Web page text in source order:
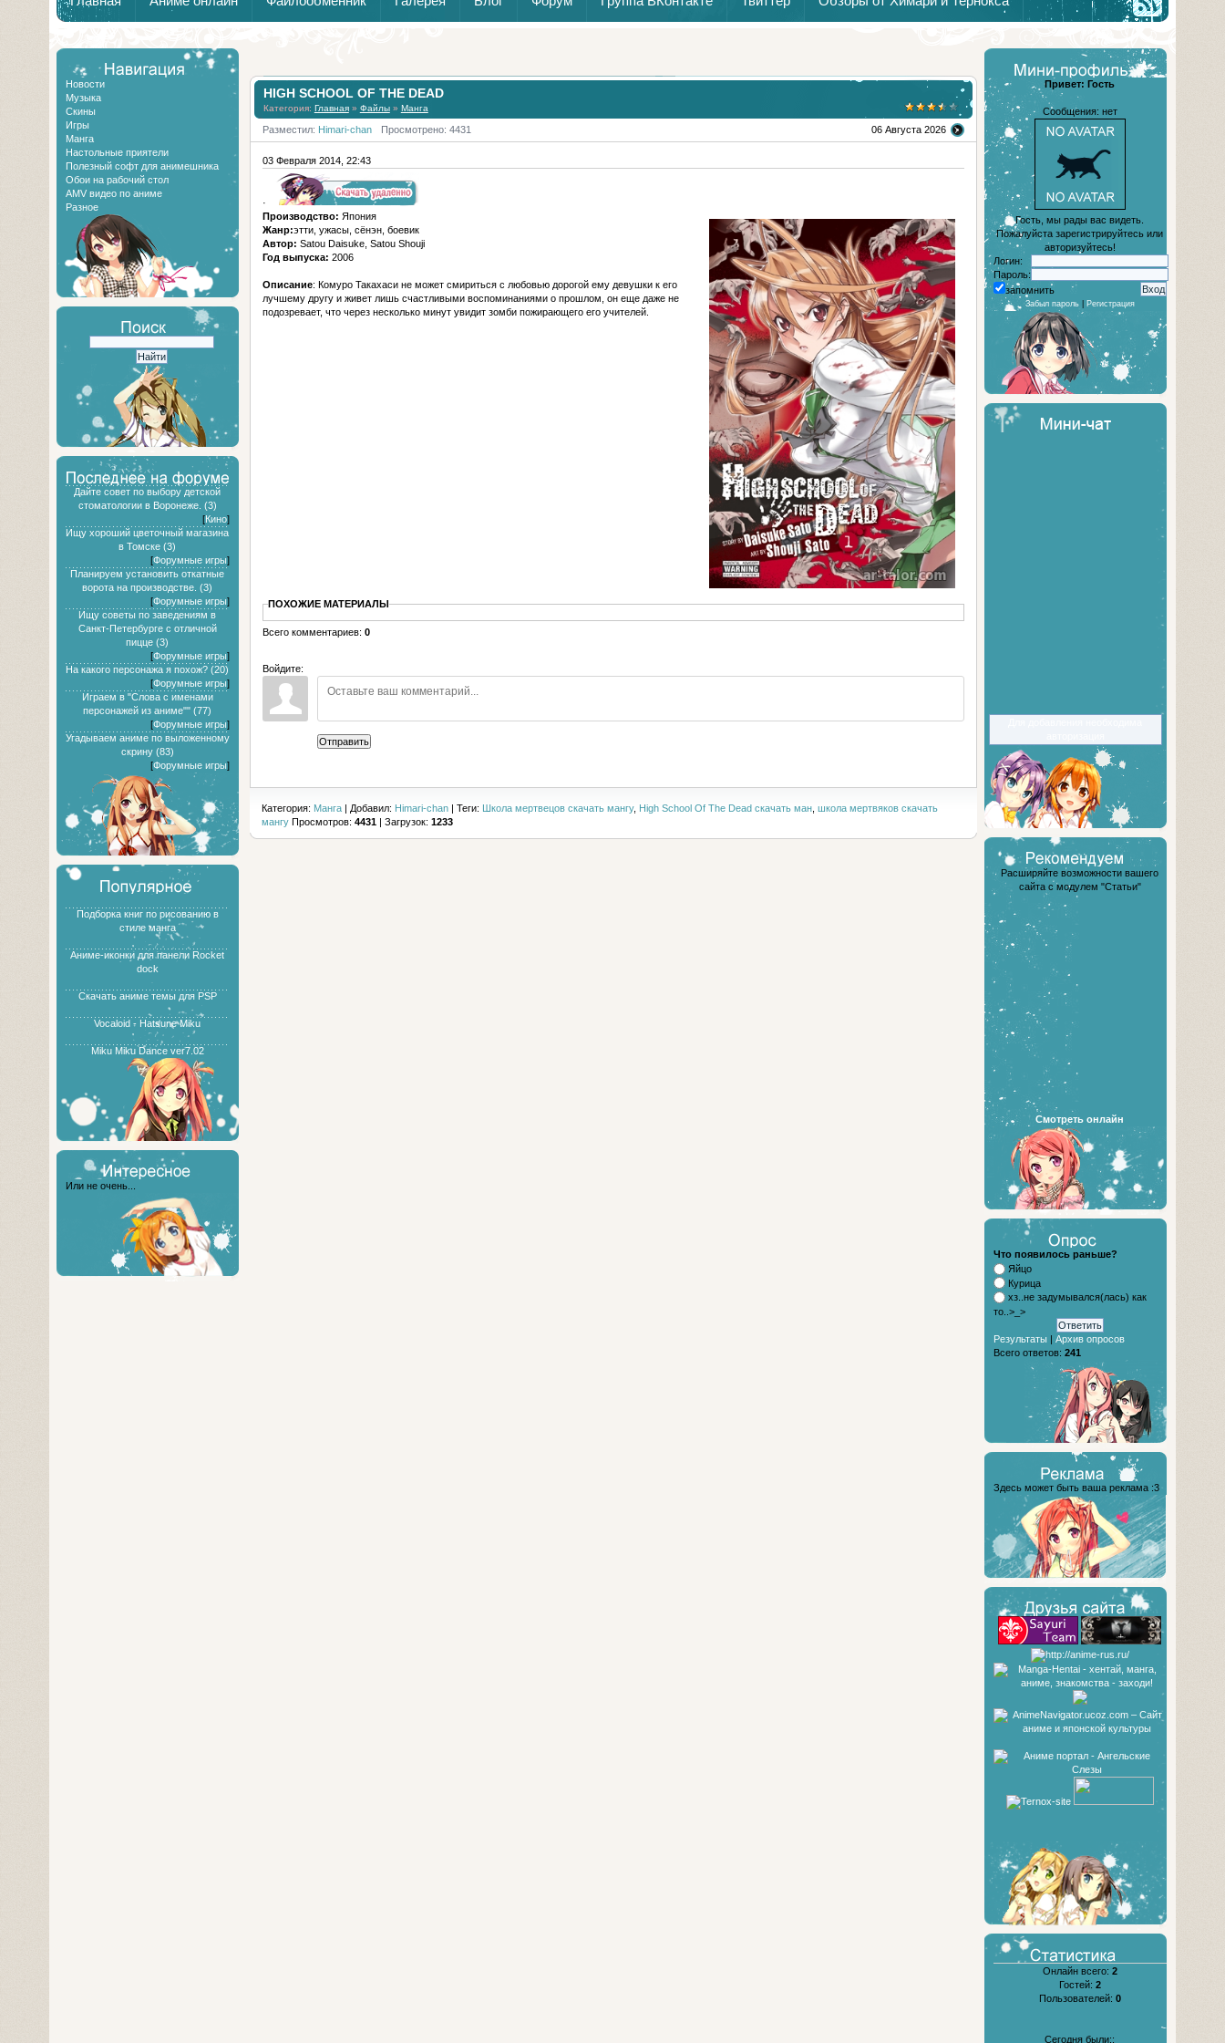
Новости
Музыка
Скины
Игры
Манга
Настольные приятели
Полезный софт для анимешника
Обои на рабочий стол
AMV видео по аниме
Разное
Дайте совет по выбору детской
стоматологии в Воронеже. (3)
[Кино]
Ищу хороший цветочный магазина
в Томске (3)
[Форумные игры]
Планируем установить откатные
ворота на производстве. (3)
[Форумные игры]
Ищу советы по заведениям в
Санкт-Петербурге с отличной
пицце (3)
[Форумные игры]
На какого персонажа я похож? (20)
[Форумные игры]
Играем в "Слова с именами
персонажей из аниме"" (77)
[Форумные игры]
Угадываем аниме по выложенному
скрину (83)
[Форумные игры]
Подборка книг по рисованию в
стиле манга
Аниме-иконки для панели Rocket
dock
Скачать аниме темы для PSP
Vocaloid - Hatsune Miku
Miku Miku Dance ver7.02
Или не очень...
HIGH SCHOOL OF THE DEAD
Категория: Главная» Файлы» Манга
06 Августа 2026
Разместил: Himari-chan Просмотрено: 4431
03 Февраля 2014, 22:43
·
Производство: Япония
Жанр:этти, ужасы, сёнэн, боевик
Автор: Satou Daisuke, Satou Shouji
Год выпуска: 2006
Описание: Комуро Такахаси не может смириться с любовью дорогой ему девушки к его
лучшему другу и живет лишь счастливыми воспоминаниями о прошлом, он еще даже не
подозревает, что через несколько минут увидит зомби пожирающего его учителей.
ПОХОЖИЕ МАТЕРИАЛЫ
Всего комментариев: 0
Войдите:
Отправить
Категория: Манга| Добавил: Himari-chan| Теги: Школа мертвецов скачать мангу, High School Of The Dead скачать ман, школа мертвяков скачать
мангуПросмотров: 4431| Загрузок: 1233
Привет: Гость
Сообщения: нет
Гость, мы рады вас видеть.
Пожалуйста зарегистрируйтесь или
авторизуйтесь!
Логин:
Пароль:
запомнить
Забыл пароль| Регистрация
Расширяйте возможности вашего
сайта с модулем "Статьи"
Смотреть онлайн
Что появилось раньше?
Яйцо
Курица
хз..не задумывался(лась) как
то..>_>
Результаты| Архив опросов
Всего ответов: 241
Здесь может быть ваша реклама :3
Онлайн всего: 2
Гостей: 2
Пользователей: 0
Сегодня были::